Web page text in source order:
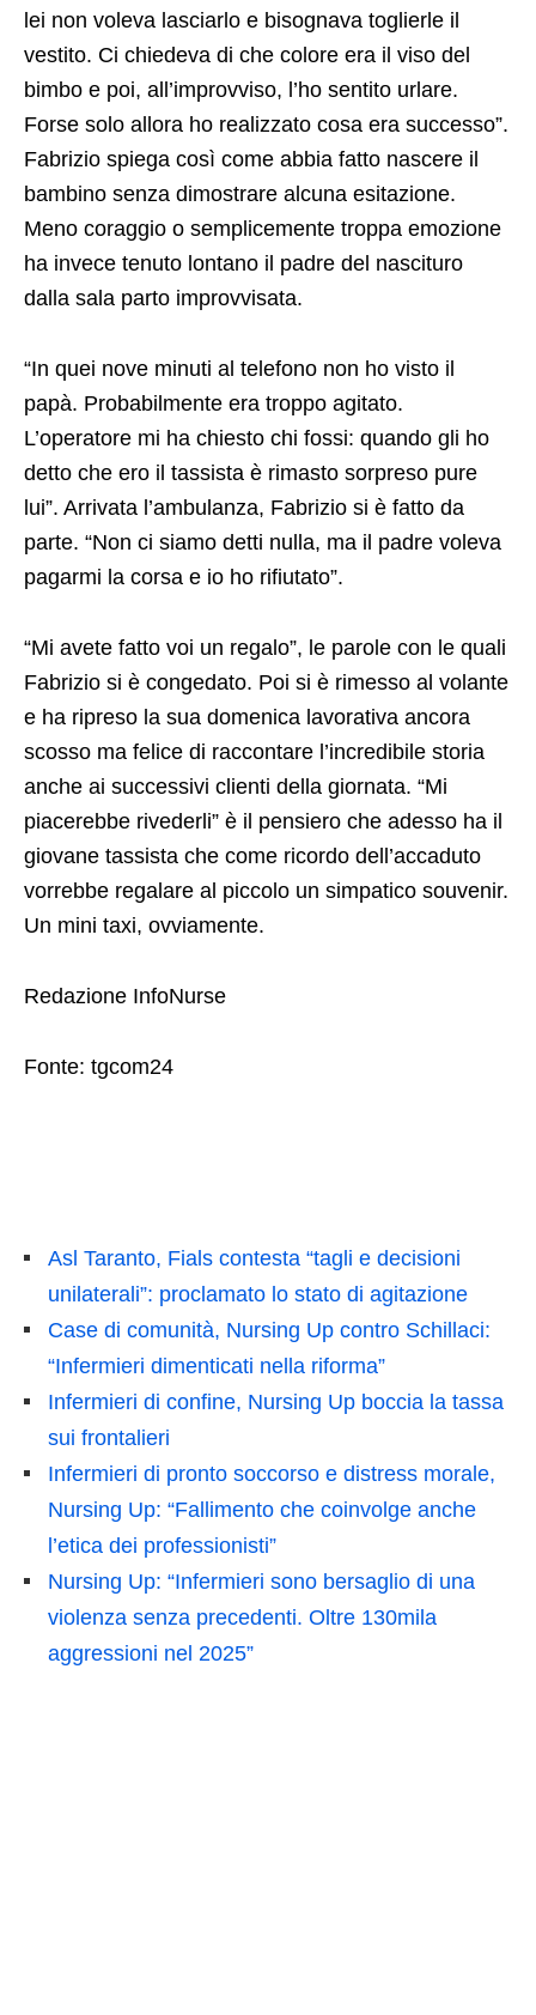
lei non voleva lasciarlo e bisognava toglierle il
vestito. Ci chiedeva di che colore era il viso del
bimbo e poi, all’improvviso, l’ho sentito urlare.
Forse solo allora ho realizzato cosa era successo”.
Fabrizio spiega così come abbia fatto nascere il
bambino senza dimostrare alcuna esitazione.
Meno coraggio o semplicemente troppa emozione
ha invece tenuto lontano il padre del nascituro
dalla sala parto improvvisata.
“In quei nove minuti al telefono non ho visto il
papà. Probabilmente era troppo agitato.
L’operatore mi ha chiesto chi fossi: quando gli ho
detto che ero il tassista è rimasto sorpreso pure
lui”. Arrivata l’ambulanza, Fabrizio si è fatto da
parte. “Non ci siamo detti nulla, ma il padre voleva
pagarmi la corsa e io ho rifiutato”.
“Mi avete fatto voi un regalo”, le parole con le quali
Fabrizio si è congedato. Poi si è rimesso al volante
e ha ripreso la sua domenica lavorativa ancora
scosso ma felice di raccontare l’incredibile storia
anche ai successivi clienti della giornata. “Mi
piacerebbe rivederli” è il pensiero che adesso ha il
giovane tassista che come ricordo dell’accaduto
vorrebbe regalare al piccolo un simpatico souvenir.
Un mini taxi, ovviamente.
Redazione InfoNurse
Fonte: tgcom24
Asl Taranto, Fials contesta “tagli e decisioni
unilaterali”: proclamato lo stato di agitazione
Case di comunità, Nursing Up contro Schillaci:
“Infermieri dimenticati nella riforma”
Infermieri di confine, Nursing Up boccia la tassa
sui frontalieri
Infermieri di pronto soccorso e distress morale,
Nursing Up: “Fallimento che coinvolge anche
l’etica dei professionisti”
Nursing Up: “Infermieri sono bersaglio di una
violenza senza precedenti. Oltre 130mila
aggressioni nel 2025”